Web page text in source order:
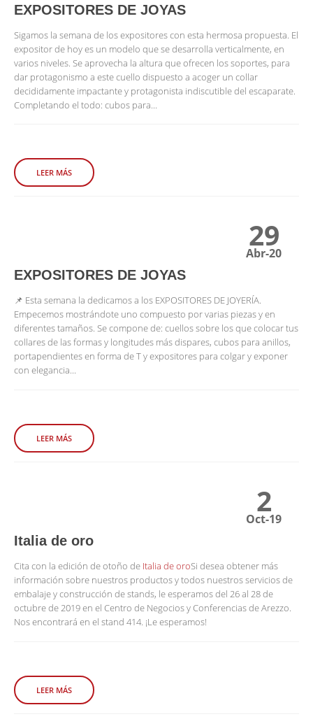
EXPOSITORES DE JOYAS
Sigamos la semana de los expositores con esta hermosa propuesta. El
expositor de hoy es un modelo que se desarrolla verticalmente, en
varios niveles. Se aprovecha la altura que ofrecen los soportes, para
dar protagonismo a este cuello dispuesto a acoger un collar
decididamente impactante y protagonista indiscutible del escaparate.
Completando el todo: cubos para...
LEER MÁS
29
Abr-20
EXPOSITORES DE JOYAS
📌 Esta semana la dedicamos a los EXPOSITORES DE JOYERÍA.
Empecemos mostrándote uno compuesto por varias piezas y en
diferentes tamaños. Se compone de: cuellos sobre los que colocar tus
collares de las formas y longitudes más dispares, cubos para anillos,
portapendientes en forma de T y expositores para colgar y exponer
con elegancia...
LEER MÁS
2
Oct-19
Italia de oro
Cita con la edición de otoño de Italia de oroSi desea obtener más
información sobre nuestros productos y todos nuestros servicios de
embalaje y construcción de stands, le esperamos del 26 al 28 de
octubre de 2019 en el Centro de Negocios y Conferencias de Arezzo.
Nos encontrará en el stand 414. ¡Le esperamos!
LEER MÁS